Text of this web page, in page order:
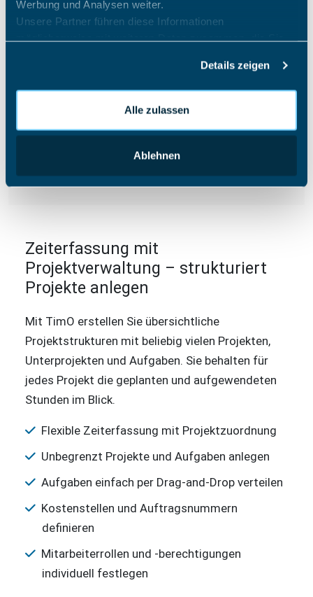
Werbung und Analysen weiter.
Unsere Partner führen diese Informationen
möglicherweise mit weiteren Daten zusammen, die Sie
Nutzung der Dienste gesammelt haben.
Details zeigen
Alle zulassen
Ablehnen
Zeiterfassung mit
Projektverwaltung – strukturiert
Projekte anlegen
Mit TimO erstellen Sie übersichtliche
Projektstrukturen mit beliebig vielen Projekten,
Unterprojekten und Aufgaben. Sie behalten für
jedes Projekt die geplanten und aufgewendeten
Stunden im Blick.
Flexible Zeiterfassung mit Projektzuordnung
Unbegrenzt Projekte und Aufgaben anlegen
Aufgaben einfach per Drag-and-Drop verteilen
Kostenstellen und Auftragsnummern
definieren
Mitarbeiterrollen und -berechtigungen
individuell festlegen